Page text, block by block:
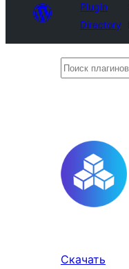
Plugin
Directory
Поиск
Скачать